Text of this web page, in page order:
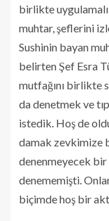
birlikte
muhtar, şeflerini
Sushinin bayan
belirten Şef Esra
mutfağını birlikte
da denetmek ve
istedik. Hoş de
damak zevkimize
denenmeyecek bir
denememişti.
biçimde hoş bir